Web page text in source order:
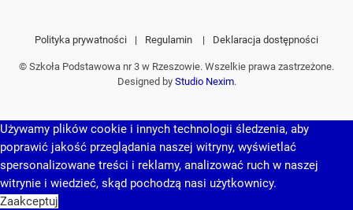
Polityka prywatności | Regulamin | Deklaracja dostępności
© Szkoła Podstawowa nr 3 w Rzeszowie. Wszelkie prawa zastrzeżone.
Designed by Studio Nexim.
Używamy plików cookie i innych technologii śledzenia, aby
poprawić jakość przeglądania naszej witryny, wyświetlać
spersonalizowane treści i reklamy, analizować ruch w naszej
witrynie i wiedzieć, skąd pochodzą nasi użytkownicy.
Zaakceptuj